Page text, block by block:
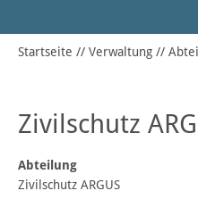
Startseite Verwaltung
Zivilschutz
Abteilung
Zivilschutz ARGUS